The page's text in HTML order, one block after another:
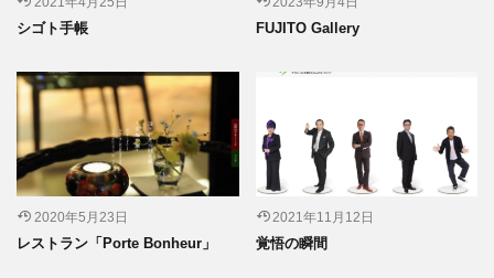
シゴト手帳 FUJITO Gallery
2020年5月23日
レストラン「Porte Bonheur」
2021年11月12日
覚悟の瞬間